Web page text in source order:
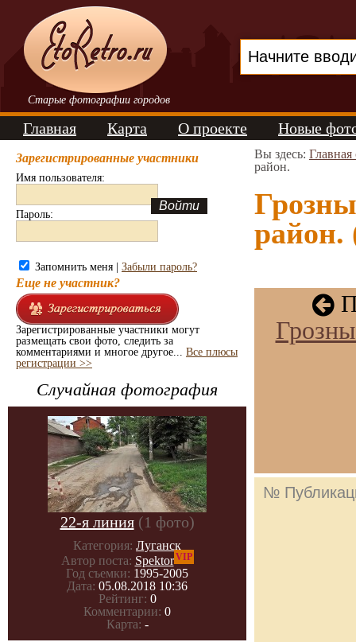
Старые фотографии городов
Главная Карта О проекте Новые
Зарегистрированные участники
Имя пользователя:
Пароль:
Запомнить меня | Забыли пароль?
Еще не участник?
Зарегистрированные участники могут
размещать свои фото, следить за
комментариями и многое другое... Все плюсы
регистрации >>
Случайная фотография
22-я линия (1 фото)
Категория: Луганск
Автор поста: SpektorVIP
Год съемки: 1995-2005
Дата: 05.08.2018 10:36
Рейтинг: 0
Комментарии: 0
Карта: -
Вы здесь: Главная
район.
район.
№